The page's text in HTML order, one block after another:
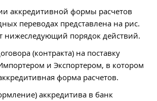
аккредитивной формы расчетов
переводах представлена на рис.
нижеследующий порядок действий.
(контракта) на поставку
и Экспортером, в котором
форма расчетов.
аккредитива в банк